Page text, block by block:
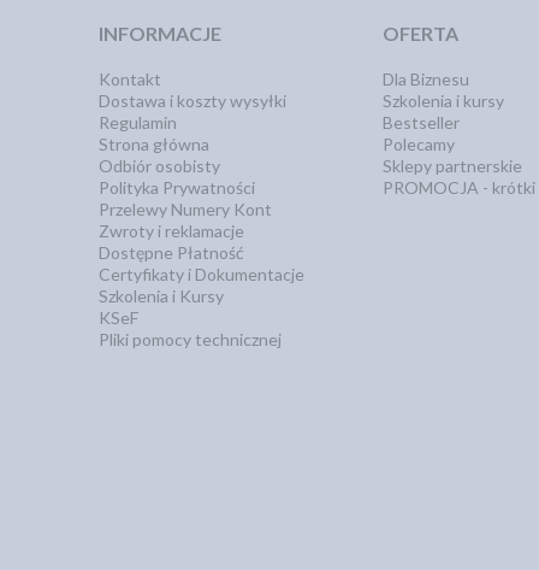
INFORMACJE
Kontakt
Dostawa i koszty wysyłki
Regulamin
Strona główna
Odbiór osobisty
Polityka Prywatności
Przelewy Numery Kont
Zwroty i reklamacje
Dostępne Płatność
Certyfikaty i Dokumentacje
Szkolenia i Kursy
KSeF
Pliki pomocy technicznej
OFERTA
Dla Biznesu
Szkolenia i kursy
Bestseller
Polecamy
Sklepy partnerskie
PROMOCJA -